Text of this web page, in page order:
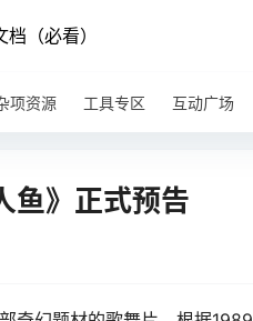
档（必看）
项资源 工具专区 互动广场
鱼》正式预告